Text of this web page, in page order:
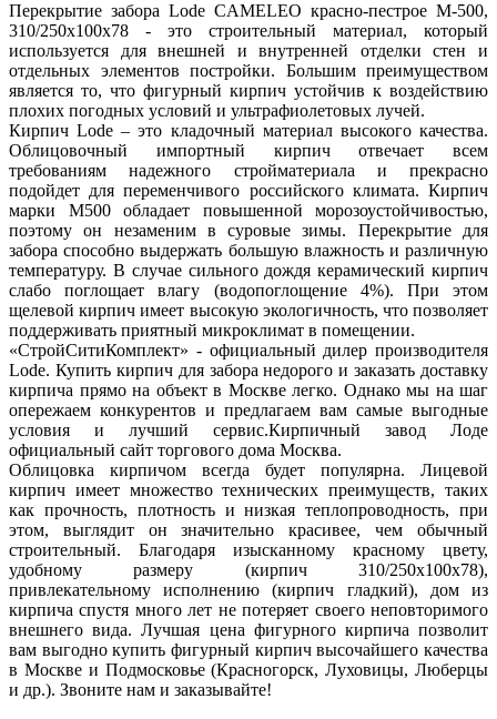
Перекрытие забора Lode CAMELEO красно-пестрое М-500,
310/250х100х78 - это строительный материал, который
используется для внешней и внутренней отделки стен и
отдельных элементов постройки. Большим преимуществом
является то, что фигурный кирпич устойчив к воздействию
плохих погодных условий и ультрафиолетовых лучей.
Кирпич Lode – это кладочный материал высокого качества.
Облицовочный импортный кирпич отвечает всем
требованиям надежного стройматериала и прекрасно
подойдет для переменчивого российского климата. Кирпич
марки М500 обладает повышенной морозоустойчивостью,
поэтому он незаменим в суровые зимы. Перекрытие для
забора способно выдержать большую влажность и различную
температуру. В случае сильного дождя керамический кирпич
слабо поглощает влагу (водопоглощение 4%). При этом
щелевой кирпич имеет высокую экологичность, что позволяет
поддерживать приятный микроклимат в помещении.
«СтройСитиКомплект» - официальный дилер производителя
Lode. Купить кирпич для забора недорого и заказать доставку
кирпича прямо на объект в Москве легко. Однако мы на шаг
опережаем конкурентов и предлагаем вам самые выгодные
условия и лучший сервис.Кирпичный завод Лоде
официальный сайт торгового дома Москва.
Облицовка кирпичом всегда будет популярна. Лицевой
кирпич имеет множество технических преимуществ, таких
как прочность, плотность и низкая теплопроводность, при
этом, выглядит он значительно красивее, чем обычный
строительный. Благодаря изысканному красному цвету,
удобному размеру (кирпич 310/250х100х78),
привлекательному исполнению (кирпич гладкий), дом из
кирпича спустя много лет не потеряет своего неповторимого
внешнего вида. Лучшая цена фигурного кирпича позволит
вам выгодно купить фигурный кирпич высочайшего качества
в Москве и Подмосковье (Красногорск, Луховицы, Люберцы
и др.). Звоните нам и заказывайте!